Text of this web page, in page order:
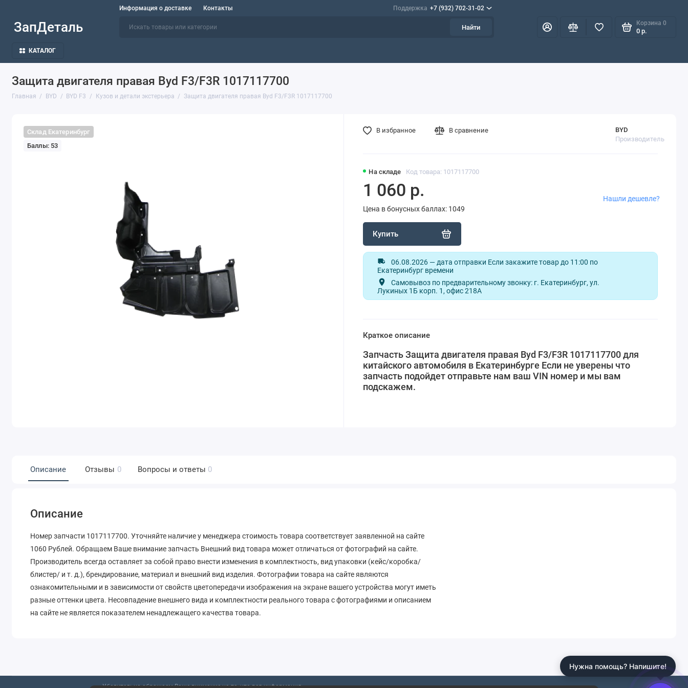
Информация о доставке Контакты Поддержка +7 (932) 702-31-02
ЗапДеталь Найти
Корзина 0
0 р.
КАТАЛОГ
Защита двигателя правая Byd F3/F3R 1017117700
Главная BYD BYD F3 Кузов и детали экстерьера Защита двигателя правая Byd F3/F3R 1017117700
Склад Екатеринбург
Баллы: 53
На складе Код товара: 1017117700
BYD
Производитель
1 060 р.
Цена в бонусных баллах: 1049
Купить
Нашли дешевле?
06.08.2026 — дата отправки Если закажите товар до 11:00 по
Екатеринбург времени
Самовывоз по предварительному звонку: г. Екатеринбург, ул.
Лукиных 1Б корп. 1, офис 218А
В избранное В сравнение
Краткое описание
Запчасть Защита двигателя правая Byd F3/F3R 1017117700 для
китайского автомобиля в Екатеринбурге Если не уверены что
запчасть подойдет отправьте нам ваш VIN номер и мы вам
подскажем.
Описание Отзывы 0 Вопросы и ответы 0
Описание
Номер запчасти 1017117700. Уточняйте наличие у менеджера стоимость товара соответствует заявленной на сайте
1060 Рублей. Обращаем Ваше внимание запчасть Внешний вид товара может отличаться от фотографий на сайте.
Производитель всегда оставляет за собой право внести изменения в комплектность, вид упаковки (кейс/коробка/
блистер/ и т. д.), брендирование, материал и внешний вид изделия. Фотографии товара на сайте являются
ознакомительными и в зависимости от свойств цветопередачи изображения на экране вашего устройства могут иметь
разные оттенки цвета. Несовпадение внешнего вида и комплектности реального товара с фотографиями и описанием
на сайте не является показателем ненадлежащего качества товара.
Нужна помощь? Напишите!